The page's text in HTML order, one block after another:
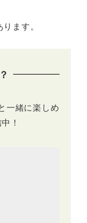
ます。
一緒に楽しめ
！